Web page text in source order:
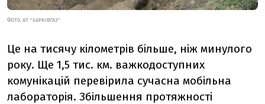
ФОТО: АТ "ХАРКІВГАЗ"
Це на тисячу кілометрів більше, ніж минулого
року. Ще 1,5 тис. км. важкодоступних
комунікацій перевірила сучасна мобільна
лабораторія. Збільшення протяжності